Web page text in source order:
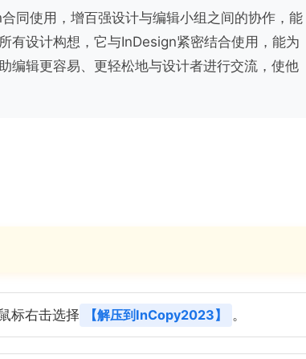
同使用，增百强设计与编辑小组之间的协作，能
有设计构想，它与InDesign紧密结合使用，能为
编辑更容易、更轻松地与设计者进行交流，使他
标右击选择 【解压到InCopy2023】 。